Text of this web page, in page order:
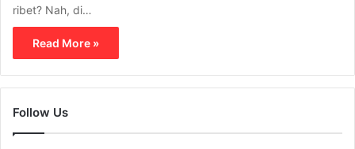
ribet? Nah, di…
Read More »
Follow Us